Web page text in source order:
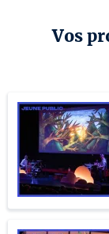
Vos